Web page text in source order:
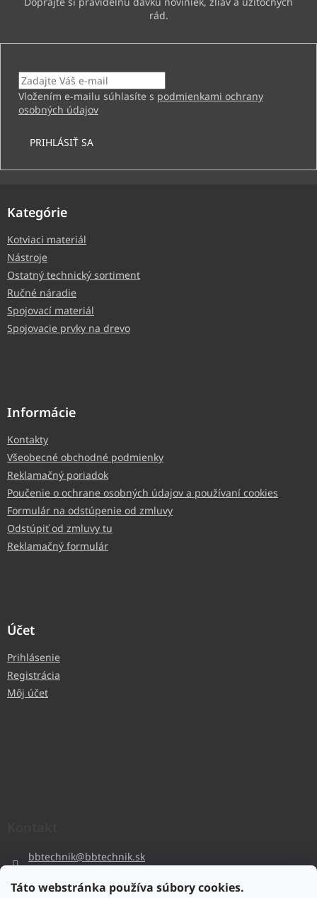
Táto webstránka používa súbory cookies.
Vložením e-mailu súhlasíte s podmienkami ochrany
osobných údajov
PRIHLÁSIŤ SA
Kategórie
Kotviaci materiál
Nástroje
Ostatný technický sortiment
Ručné náradie
Spojovací materiál
Spojovacie prvky na drevo
Informácie
Kontakty
Všeobecné obchodné podmienky
Reklamačný poriadok
Poučenie o ochrane osobných údajov a používaní cookies
Formulár na odstúpenie od zmluvy
Odstúpiť od zmluvy tu
Reklamačný formulár
Účet
Prihlásenie
Registrácia
Môj účet
bbtechnik@bbtechnik.sk